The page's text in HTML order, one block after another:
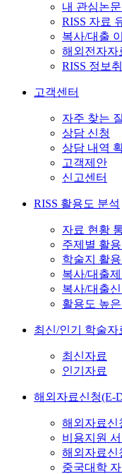
내 관심논
RISS 자료
복사/대출
해외전자자
RISS 정보
고객센터
자주 찾는
상담 신청
상담 내역
고객제안
신고센터
RISS 활용도 분석
자료 현황
주제별 활
학술지 활
복사/대출
복사/대출
활용도 높은
최신/인기 학술자
최신자료
인기자료
해외자료신청(E-
해외자료신
비용지원
해외자료신
중국대학